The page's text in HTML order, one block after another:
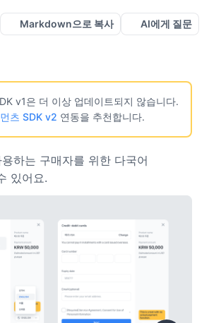
Markdown으로 복사 AI에게 질문
v1은 더 이상 업데이트되지 않습니다.
츠 SDK v2 연동을 추천합니다.
하는 구매자를 위한 다국어
있어요.